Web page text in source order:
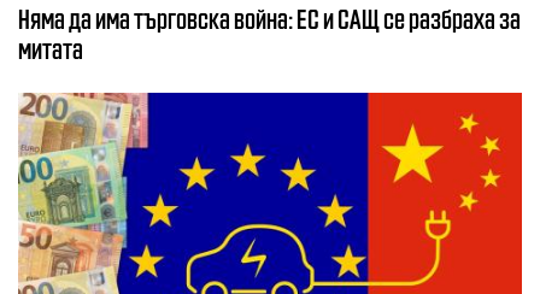
Няма да има търговска война: ЕС и САЩ се разбраха за
митата